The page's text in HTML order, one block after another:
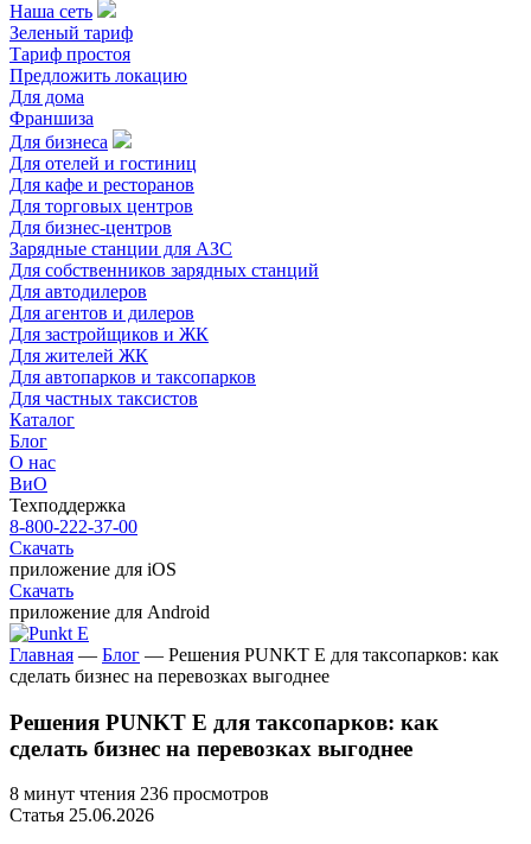
Наша сеть
Зеленый тариф
Тариф простоя
Предложить локацию
Для дома
Франшиза
Для бизнеса
Для отелей и гостиниц
Для кафе и ресторанов
Для торговых центров
Для бизнес-центров
Зарядные станции для АЗС
Для собственников зарядных станций
Для автодилеров
Для агентов и дилеров
Для застройщиков и ЖК
Для жителей ЖК
Для автопарков и таксопарков
Для частных таксистов
Каталог
Блог
О нас
ВиО
Техподдержка
8-800-222-37-00
Скачать
приложение для iOS
Скачать
приложение для Android
Главная — Блог — Решения PUNKT E для таксопарков: как
сделать бизнес на перевозках выгоднее
Решения PUNKT E для таксопарков: как
сделать бизнес на перевозках выгоднее
8 минут чтения 236 просмотров
Статья 25.06.2026